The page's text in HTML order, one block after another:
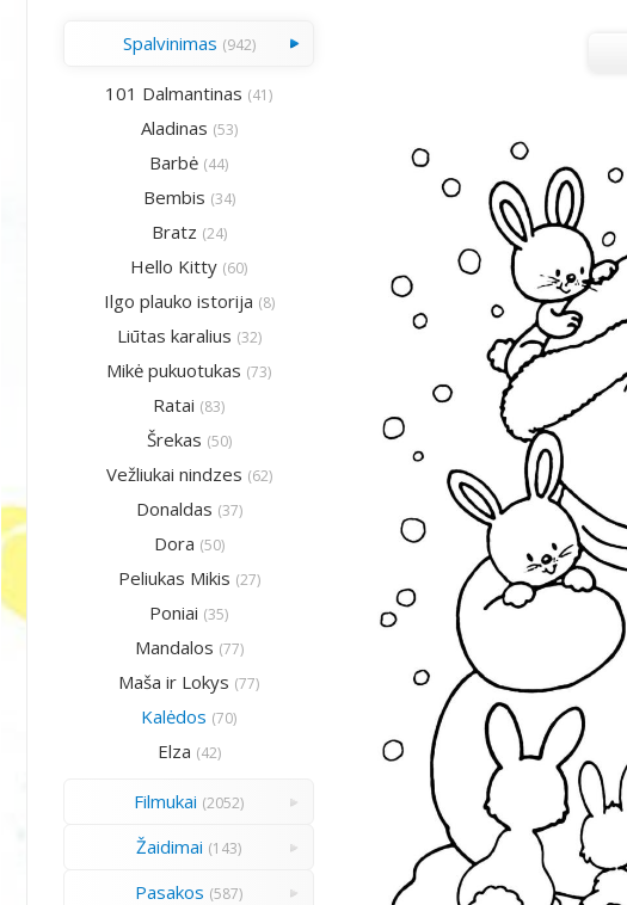
Spalvinimas (942)
101 Dalmantinas (41)
Aladinas (53)
Barbė (44)
Bembis (34)
Bratz (24)
Hello Kitty (60)
Ilgo plauko istorija (8)
Liūtas karalius (32)
Mikė pukuotukas (73)
Ratai (83)
Šrekas (50)
Vežliukai nindzes (62)
Donaldas (37)
Dora (50)
Peliukas Mikis (27)
Poniai (35)
Mandalos (77)
Maša ir Lokys (77)
Kalėdos (70)
Elza (42)
Filmukai (2052)
Žaidimai (143)
Pasakos (587)